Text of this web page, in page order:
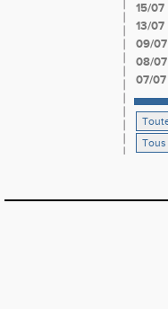
15/07
13/07
09/07
08/07
07/07